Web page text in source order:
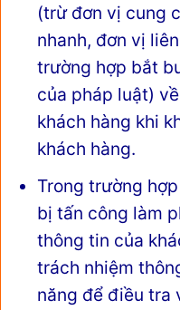
(trừ đơn vị cung
nhanh, đơn vị
trường hợp bắt
của pháp luật)
khách hàng khi
khách hàng.
Trong trường
bị tấn công làm
thông tin của
trách nhiệm
năng để điều tra